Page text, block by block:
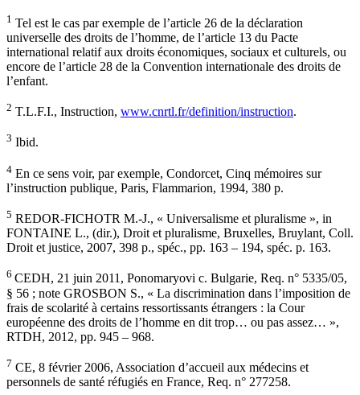
1 Tel est le cas par exemple de l’article 26 de la déclaration
universelle des droits de l’homme, de l’article 13 du Pacte
international relatif aux droits économiques, sociaux et culturels, ou
encore de l’article 28 de la Convention internationale des droits de
l’enfant.
2 T.L.F.I., Instruction, www.cnrtl.fr/definition/instruction.
3 Ibid.
4 En ce sens voir, par exemple, Condorcet, Cinq mémoires sur
l’instruction publique, Paris, Flammarion, 1994, 380 p.
5 REDOR-FICHOTR M.-J., « Universalisme et pluralisme », in
FONTAINE L., (dir.), Droit et pluralisme, Bruxelles, Bruylant, Coll.
Droit et justice, 2007, 398 p., spéc., pp. 163 – 194, spéc. p. 163.
6 CEDH, 21 juin 2011, Ponomaryovi c. Bulgarie, Req. n° 5335/05,
§ 56 ; note GROSBON S., « La discrimination dans l’imposition de
frais de scolarité à certains ressortissants étrangers : la Cour
européenne des droits de l’homme en dit trop… ou pas assez… »,
RTDH, 2012, pp. 945 – 968.
7 CE, 8 février 2006, Association d’accueil aux médecins et
personnels de santé réfugiés en France, Req. n° 277258.